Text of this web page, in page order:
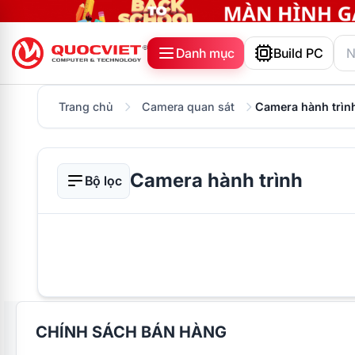
Danh mục Build PC
Trang chủ Camera quan sát Camera hành
Bộ lọc Camera hành trình
CHÍNH SÁCH BÁN HÀNG